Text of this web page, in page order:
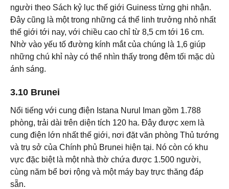
người theo Sách kỷ lục thế giới Guiness từng ghi nhận.
Đây cũng là một trong những cá thể linh trưởng nhỏ nhất
thế giới tới nay, với chiều cao chỉ từ 8,5 cm tới 16 cm.
Nhờ vào yếu tố đường kính mắt của chúng là 1,6 giúp
những chú khỉ này có thể nhìn thấy trong đêm tối mặc dù
ánh sáng.
3.10 Brunei
Nổi tiếng với cung điện Istana Nurul Iman gồm 1.788
phòng, trải dài trên diện tích 120 ha. Đây được xem là
cung điện lớn nhất thế giới, nơi đặt văn phòng Thủ tướng
và trụ sở của Chính phủ Brunei hiện tại. Nó còn có khu
vực đặc biệt là một nhà thờ chứa được 1.500 người,
cùng năm bể bơi rộng và một máy bay trực thăng đáp
sẵn.